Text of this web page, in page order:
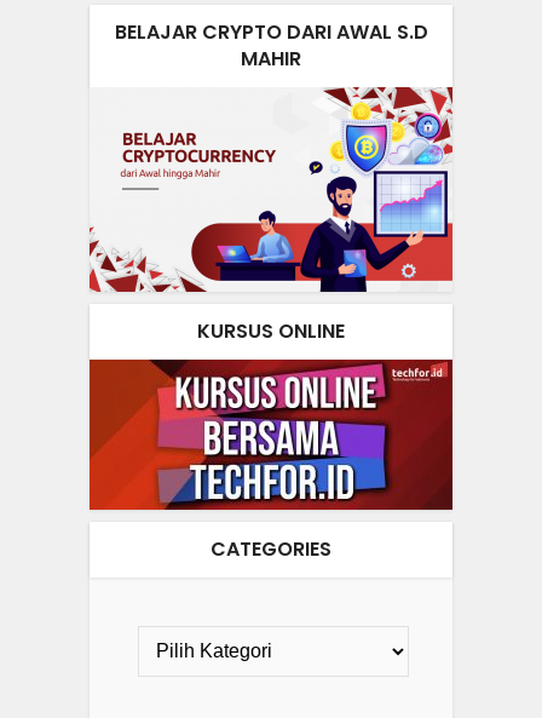
BELAJAR CRYPTO DARI AWAL S.D
MAHIR
KURSUS ONLINE
CATEGORIES